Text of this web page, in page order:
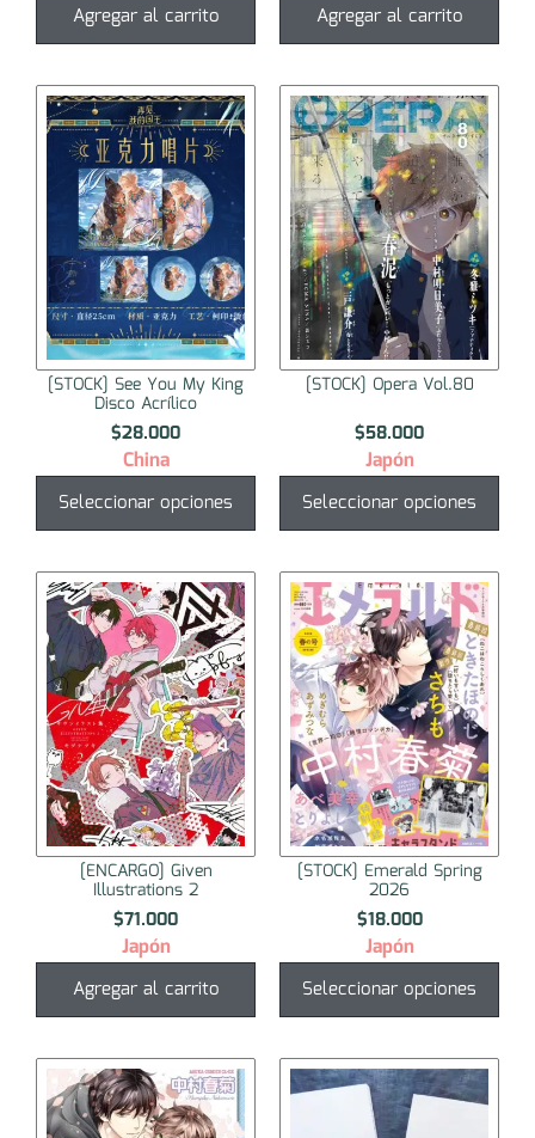
Agregar al carrito Agregar al carrito
[STOCK] See You My King
Disco Acrílico
$28.000
China
Seleccionar opciones
[STOCK] Opera Vol.80
$58.000
Japón
Seleccionar opciones
[ENCARGO] Given
Illustrations 2
$71.000
Japón
Agregar al carrito
[STOCK] Emerald Spring
2026
$18.000
Japón
Seleccionar opciones